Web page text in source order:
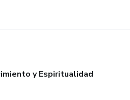
y Espiritualidad